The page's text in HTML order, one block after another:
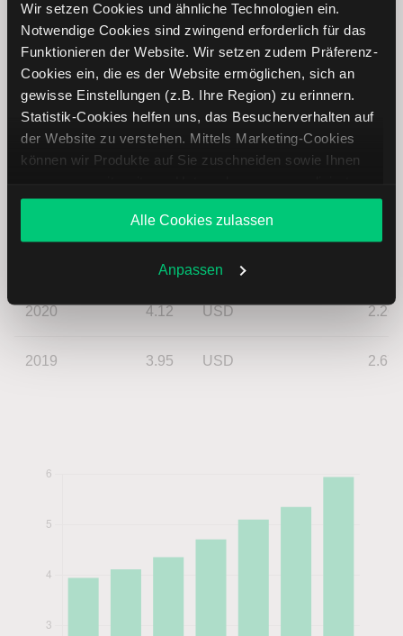
Wir setzen Cookies und ähnliche Technologien ein.
Notwendige Cookies sind zwingend erforderlich für das
Funktionieren der Website. Wir setzen zudem Präferenz-
Cookies ein, die es der Website ermöglichen, sich an
gewisse Einstellungen (z.B. Ihre Region) zu erinnern.
Statistik-Cookies helfen uns, das Besucherverhalten auf
der Website zu verstehen. Mittels Marketing-Cookies
können wir Produkte auf Sie zuschneiden sowie Ihnen
Angebote unterbreiten. Sie entscheiden, welche Cookies
Sie zulassen oder ablehnen. Ihre Entscheidung können
Sie jederzeit in denCookie-Einstellungenändern.
Weitere Infos auch in unsererDatenschutzerklärung
Alle Cookies zulassen
Anpassen
Jahr Dividende Währung
2024 5.35 USD 1.47
2023 5.10 USD
4.71 USD
4.36
2020 4.12 USD 2.26
2019 3.95 USD 2.67